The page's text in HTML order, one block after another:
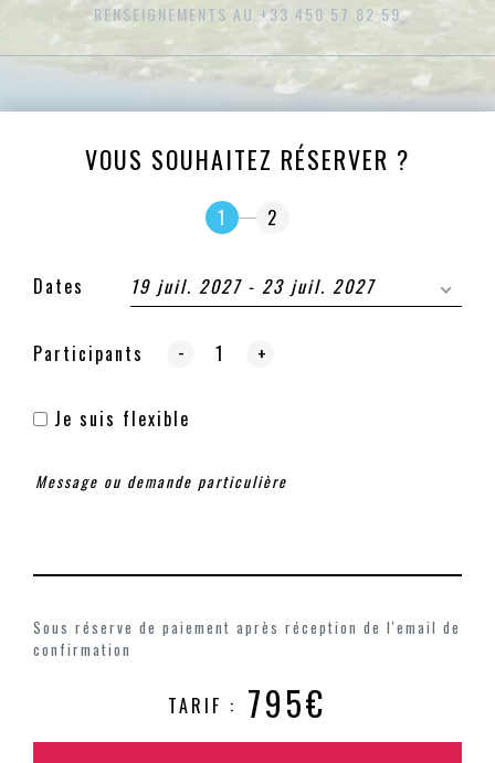
RENSEIGNEMENTS AU +33 450 57 82 59
VOUS SOUHAITEZ RÉSERVER ?
1 2
Dates 19 juil. 2027 - 23 juil. 2027
Participants - +
Je suis flexible
Sous réserve de paiement après réception de l'email de
confirmation
TARIF : 795€